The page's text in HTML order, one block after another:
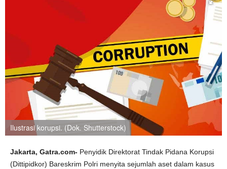
Ilustrasi korupsi. (Dok. Shutterstock)
Jakarta, Gatra.com- Penyidik Direktorat Tindak Pidana Korupsi
(Dittipidkor) Bareskrim Polri menyita sejumlah aset dalam kasus